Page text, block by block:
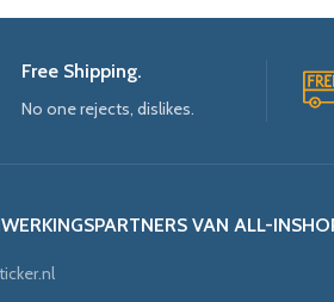
Free Shipping.
No one rejects, dislikes.
VAN ALL-